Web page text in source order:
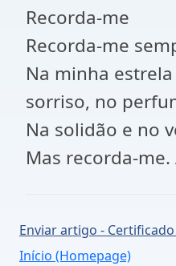
Recorda-me
Recorda-me
Na minha
sorriso, no
Na solidão e no
Mas recorda-me.
Enviar artigo -
Início (Homepage)